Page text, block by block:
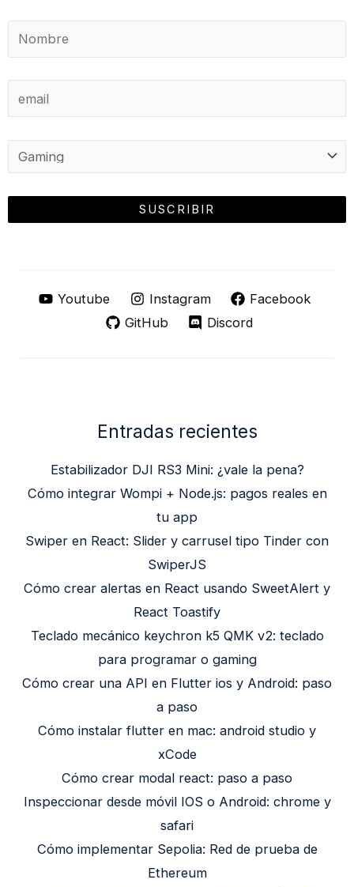
Youtube Instagram
Facebook
GitHub
Discord
Entradas recientes
Estabilizador DJI RS3 Mini: ¿vale la pena?
Cómo integrar Wompi + Node.js: pagos reales en
tu app
Swiper en React: Slider y carrusel tipo Tinder con
SwiperJS
Cómo crear alertas en React usando SweetAlert y
React Toastify
Teclado mecánico keychron k5 QMK v2: teclado
para programar o gaming
Cómo crear una API en Flutter ios y Android: paso
a paso
Cómo instalar flutter en mac: android studio y
xCode
Cómo crear modal react: paso a paso
Inspeccionar desde móvil IOS o Android: chrome y
safari
Cómo implementar Sepolia: Red de prueba de
Ethereum